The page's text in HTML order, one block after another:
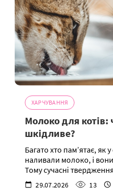
ХАРЧУВАННЯ
Молоко для котів:
шкідливе?
Багато хто пам’ятає, як
наливали молоко, і
Тому сучасні
29.07.2026 13